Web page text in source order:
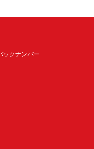
ックナンバー